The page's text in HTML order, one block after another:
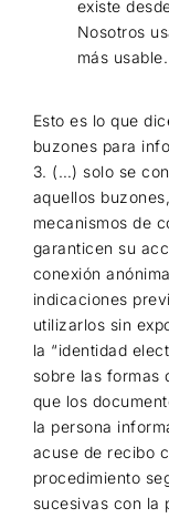
existe
Nosotros
más usable.
Esto es lo que
buzones para
3. (…) solo se
aquellos
mecanismos de
garanticen su
conexión
indicaciones
utilizarlos sin
la “identidad
sobre las formas
que los
la persona
acuse de recibo
procedimiento
sucesivas con la